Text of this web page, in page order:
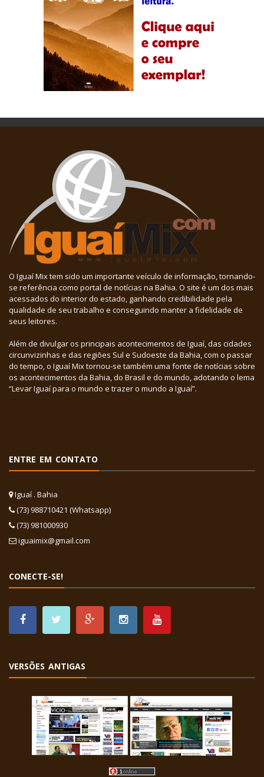
O Iguaí Mix tem sido um importante veículo de informação, tornando-
se referência como portal de notícias na Bahia. O site é um dos mais
acessados do interior do estado, ganhando credibilidade pela
qualidade de seu trabalho e conseguindo manter a fidelidade de
seus leitores.
Além de divulgar os principais acontecimentos de Iguaí, das cidades
circunvizinhas e das regiões Sul e Sudoeste da Bahia, com o passar
do tempo, o Iguaí Mix tornou-se também uma fonte de notícias sobre
os acontecimentos da Bahia, do Brasil e do mundo, adotando o lema
“Levar Iguaí para o mundo e trazer o mundo a Iguaí”.
ENTRE EM CONTATO
Iguaí . Bahia
(73) 988710421 (Whatsapp)
(73) 981000930
iguaimix@gmail.com
CONECTE-SE!
VERSÕES ANTIGAS